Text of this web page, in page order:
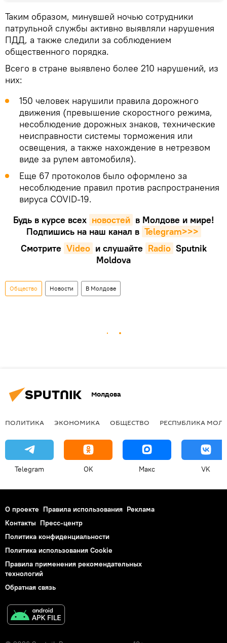
Таким образом, минувшей ночью сотрудники
патрульной службы активно выявляли нарушения
ПДД, а также следили за соблюдением
общественного порядка.
Всего в стране выявлено более 210 нарушений, из
них:
150 человек нарушили правила дорожного
движения (превышение скоростного режима,
несоблюдение дорожных знаков, технические
неисправности системы торможения или
освещения, а также нахождение в нетрезвом
виде за рулем автомобиля).
Еще 67 протоколов было оформлено за
несоблюдение правил против распространения
вируса COVID-19.
Будь в курсе всех новостей в Молдове и мире!
Подпишись на наш канал в Telegram>>>
Смотрите Video и слушайте Radio Sputnik
Moldova
Общество Новости В Молдове
Молдова
ПОЛИТИКА ЭКОНОМИКА ОБЩЕСТВО РЕСПУБЛИКА
Telegram OK Макс VK
О проекте Правила использования Реклама
Контакты Пресс-центр
Политика конфиденциальности
Политика использования Cookie
Правила применения рекомендательных
технологий
Обратная связь